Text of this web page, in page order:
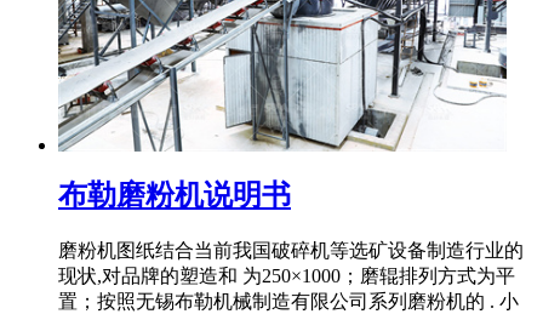
布勒磨粉机说明书
磨粉机图纸结合当前我国破碎机等选矿设备制造行业的
现状,对品牌的塑造和 为250×1000；磨辊排列方式为平
置；按照无锡布勒机械制造有限公司系列磨粉机的 . 小